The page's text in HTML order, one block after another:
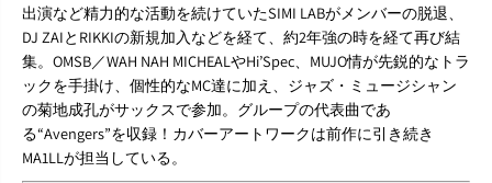
出演など精力的な活動を続けていたSIMI LABがメンバーの脱退、
DJ ZAIとRIKKIの新規加入などを経て、約2年強の時を経て再び結
集。OMSB／WAH NAH MICHEALやHi’Spec、MUJO情が先鋭的なトラ
ックを手掛け、個性的なMC達に加え、ジャズ・ミュージシャン
の菊地成孔がサックスで参加。グループの代表曲であ
る“Avengers”を収録！カバーアートワークは前作に引き続き
MA1LLが担当している。